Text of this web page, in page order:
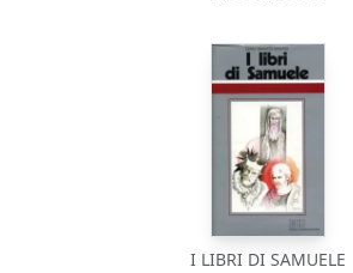
I LIBRI DI SAMUELE